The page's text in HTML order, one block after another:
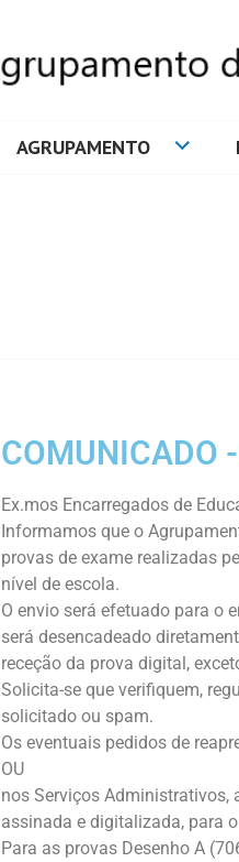
AGRUPAMENTO
COMUNICADO
Ex.mos Encarregados de
Informamos que o
provas de exame realizadas
nível de escola.
O envio será efetuado para o
será desencadeado
receção da prova digital,
Solicita-se que verifiquem,
solicitado ou spam.
Os eventuais pedidos de
OU
nos Serviços Administrativos,
assinada e digitalizada, para
Para as provas Desenho A